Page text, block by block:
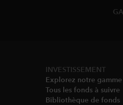
INVESTISSEMENT
Explorez notre
Tous les fonds à suivre
Bibliothèque de fonds